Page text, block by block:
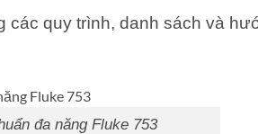
quy trình, danh sách và
đa năng Fluke 753